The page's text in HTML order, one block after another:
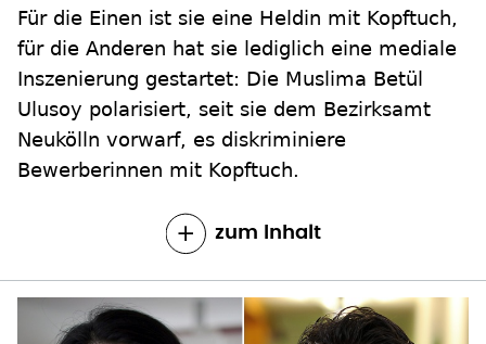
Für die Einen ist sie eine Heldin mit Kopftuch,
für die Anderen hat sie lediglich eine mediale
Inszenierung gestartet: Die Muslima Betül
Ulusoy polarisiert, seit sie dem Bezirksamt
Neukölln vorwarf, es diskriminiere
Bewerberinnen mit Kopftuch.
zum Inhalt